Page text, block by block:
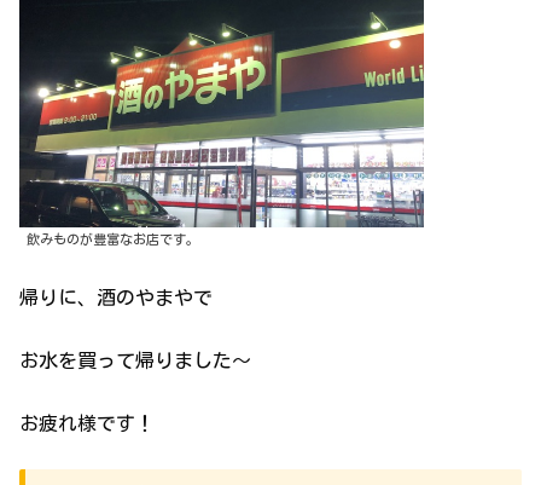
飲みものが豊富なお店です。
帰りに、酒のやまやで
お水を買って帰りました〜
お疲れ様です！